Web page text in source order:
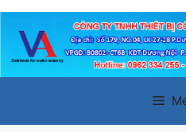
Chuyển
đến